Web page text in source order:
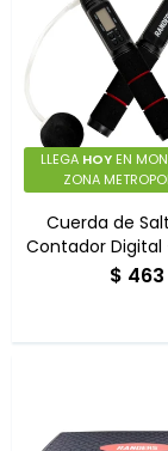
LLEGA HOY EN
ZONA
Cuerda de
Contador Digital
$ 463